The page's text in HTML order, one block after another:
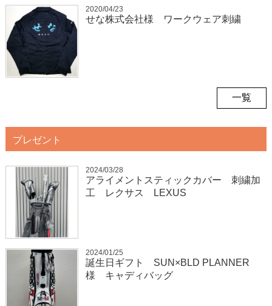
2020/04/23
せな株式会社様 ワークウェア刺繍
一覧
プレゼント
2024/03/28
アライメントスティックカバー 刺繍加
工 レクサス LEXUS
2024/01/25
誕生日ギフト SUN×BLD PLANNER
様 キャディバッグ